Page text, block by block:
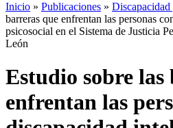
Inicio » Publicaciones »
barreras que enfrentan las personas
psicosocial en el Sistema de Justicia
León
Estudio sobre las
enfrentan las